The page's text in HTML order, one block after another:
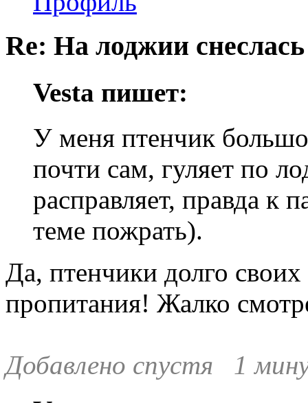
Re: На лоджии
Vesta пишет:
У меня птенчик
почти сам, гуляет по
расправляет, правда к
теме пожрать).
Да, птенчики долго
пропитания! Жалко
Добавлено спустя 1